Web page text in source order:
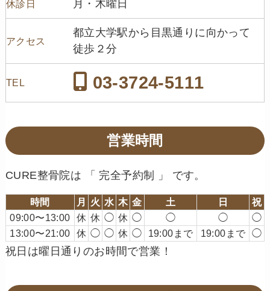
休診日 月・木曜日
アクセス
都立大学駅から目黒通りに向かって
徒歩２分
TEL 03-3724-5111
営業時間
CURE整骨院は 「 完全予約制 」 です。
時間 月 火 水 木 金 土 日
祝
09:00〜13:00
休 休 ◯ 休 ◯ ◯ ◯
◯
13:00〜21:00
休 ◯ ◯ 休 ◯ 19:00まで 19:00まで ◯
祝日は曜日通りのお時間で営業！